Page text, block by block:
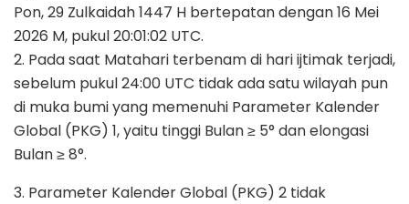
Pon, 29 Zulkaidah 1447 H bertepatan dengan 16 Mei
2026 M, pukul 20:01:02 UTC.
2. Pada saat Matahari terbenam di hari ijtimak terjadi,
sebelum pukul 24:00 UTC tidak ada satu wilayah pun
di muka bumi yang memenuhi Parameter Kalender
Global (PKG) 1, yaitu tinggi Bulan ≥ 5° dan elongasi
Bulan ≥ 8°.
3. Parameter Kalender Global (PKG) 2 tidak